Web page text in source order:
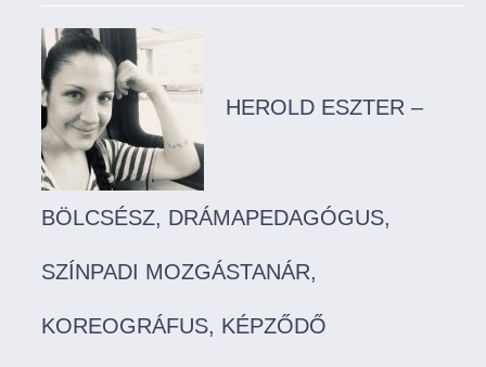
HEROLD ESZTER –
BÖLCSÉSZ, DRÁMAPEDAGÓGUS,
SZÍNPADI MOZGÁSTANÁR,
KOREOGRÁFUS, KÉPZŐDŐ